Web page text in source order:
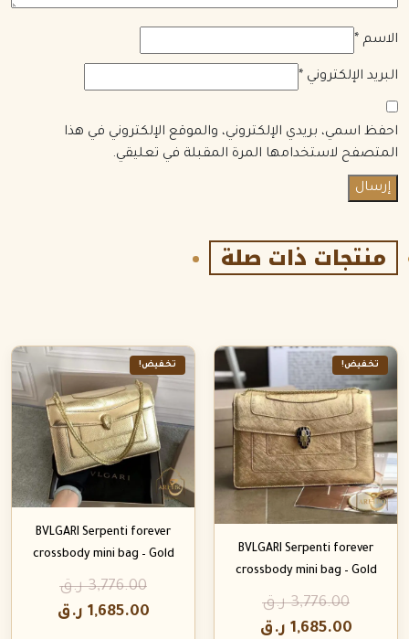
الاسم *
البريد الإلكتروني *
احفظ اسمي، بريدي الإلكتروني، والموقع الإلكتروني في هذا
المتصفح لاستخدامها المرة المقبلة في تعليقي.
منتجات ذات صلة
تخفيض!
BVLGARI Serpenti forever
crossbody mini bag – Gold
3,776.00 ر.ق
1,685.00 ر.ق
تخفيض!
BVLGARI Serpenti forever
crossbody mini bag – Gold
3,776.00 ر.ق
1,685.00 ر.ق